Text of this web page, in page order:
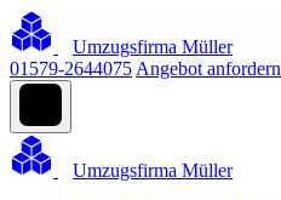
Umzugsfirma Müller
01579-2644075 Angebot anfordern
Umzugsfirma Müller